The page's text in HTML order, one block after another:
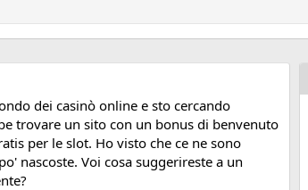
dei casinò online e sto cercando
trovare un sito con un bonus di benvenuto
per le slot. Ho visto che ce ne sono
nascoste. Voi cosa suggerireste a un